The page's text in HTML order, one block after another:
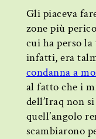
Gli piaceva
zone più
cui ha perso
infatti, era
condanna a
al fatto che i
dell’Iraq non
quell’angolo
scambiarono